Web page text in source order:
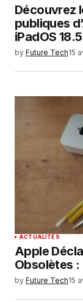
Découvrez
publiques
iPadOS
by Future Tech15
ACTUALITÉS
Apple
Obsolètes :
by Future Tech15